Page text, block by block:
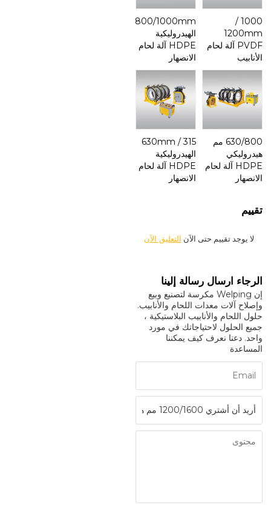
1000 /
1200mm
PVDF آلة لحام
الأنابيب
800/1000mm
الهيدروليكية
HDPE آلة لحام
الانصهار
630/800 مم
هيدروليكي
HDPE آلة لحام
الانصهار
315 / 630mm
الهيدروليكية
HDPE آلة لحام
الانصهار
تقييم
لا يوجد تقييم حتى الآن التعليق الآن
الرجاء ارسال رسالة إلينا
إن Welping مكرسة لتصنيع وبيع
وإصلاح آلات معدات اللحام والأنابيب.
حلول اللحام والأنابيب البلاستيكية ،
جميع الحلول لاحتياجاتك في مورد
واحد. دعنا نعرف كيف يمكننا
المساعدة